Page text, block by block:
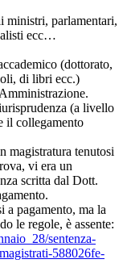
ministri, parlamentari,
ecc…
(dottorato,
di libri ecc.)
(a livello
il collegamento
magistratura tenutosi
vi era un
scritta dal Dott.
a pagamento, ma la
le regole, è assente:
sentenza-
588026fe-